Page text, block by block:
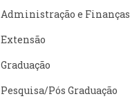
Administração e Finanças
Extensão
Graduação
Pesquisa/Pós Graduação